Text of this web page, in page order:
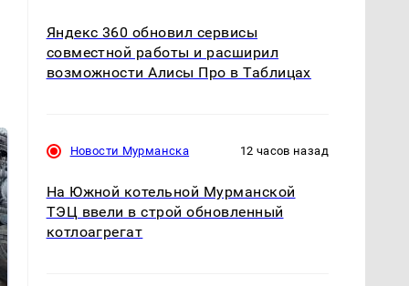
Яндекс 360 обновил сервисы
совместной работы и расширил
возможности Алисы Про в Таблицах
Новости Мурманска 12 часов назад
На Южной котельной Мурманской
ТЭЦ ввели в строй обновленный
котлоагрегат